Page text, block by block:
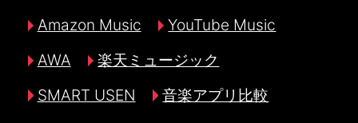
Amazon Music
YouTube Music
AWA
楽天ミュージック
SMART USEN
音楽アプリ比較